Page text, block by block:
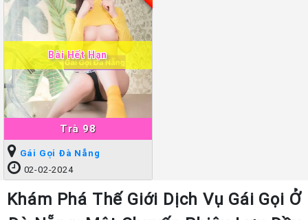
Trà 98
Bài Hết Hạn
Gái Gọi Đà Nẵng
02-02-2024
Khám Phá Thế Giới Dịch Vụ Gái Gọi Ở